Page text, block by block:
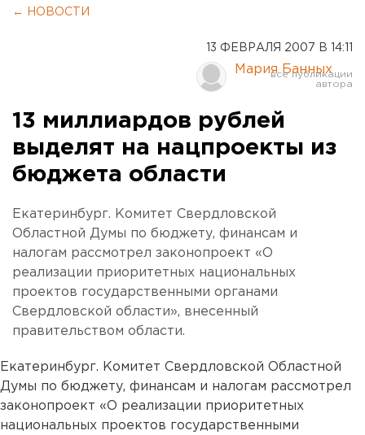
← НОВОСТИ
13 ФЕВРАЛЯ 2007 В 14:11
Мария Банных
13 миллиардов рублей
выделят на нацпроекты из
бюджета области
Екатеринбург. Комитет Свердловской
Областной Думы по бюджету, финансам и
налогам рассмотрел законопроект «О
реализации приоритетных национальных
проектов государственными органами
Свердловской области», внесенный
правительством области.
Екатеринбург. Комитет Свердловской Областной
Думы по бюджету, финансам и налогам рассмотрел
законопроект «О реализации приоритетных
национальных проектов государственными